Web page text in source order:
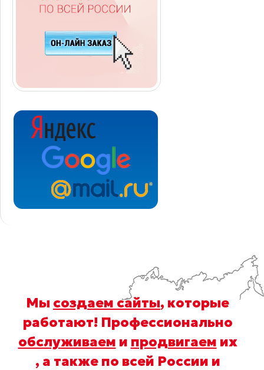
Мы создаем сайты, которые
работают! Профессионально
обслуживаем и продвигаем их
, а также по всей России и